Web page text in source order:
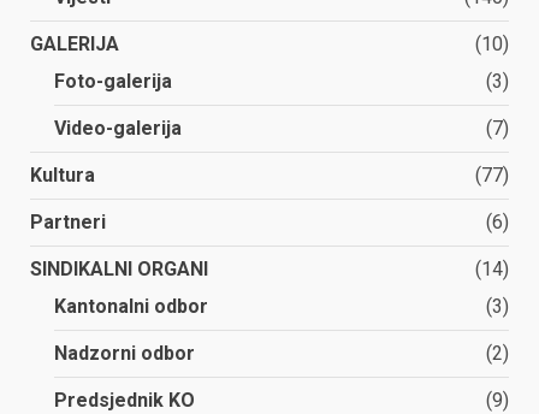
GALERIJA
(10)
Foto-galerija
(3)
Video-galerija (7)
Kultura (77)
Partneri (6)
SINDIKALNI ORGANI
(14)
Kantonalni odbor
(3)
Nadzorni odbor (2)
Predsjednik KO (9)